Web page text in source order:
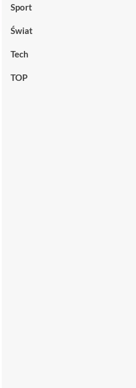
Sport
Świat
Tech
TOP